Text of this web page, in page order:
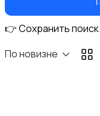
👉 Сохранить поиск
По новизне